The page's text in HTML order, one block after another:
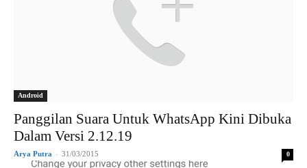
Android
Panggilan Suara Untuk WhatsApp Kini Dibuka
Dalam Versi 2.12.19
Arya Putra - 31/03/2015 0